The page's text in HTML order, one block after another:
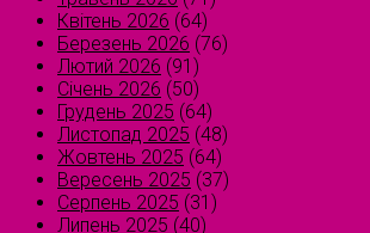
Квітень 2026 (64)
Березень 2026 (76)
Лютий 2026 (91)
Січень 2026 (50)
Грудень 2025 (64)
Листопад 2025 (48)
Жовтень 2025 (64)
Вересень 2025 (37)
Серпень 2025 (31)
Липень 2025 (40)